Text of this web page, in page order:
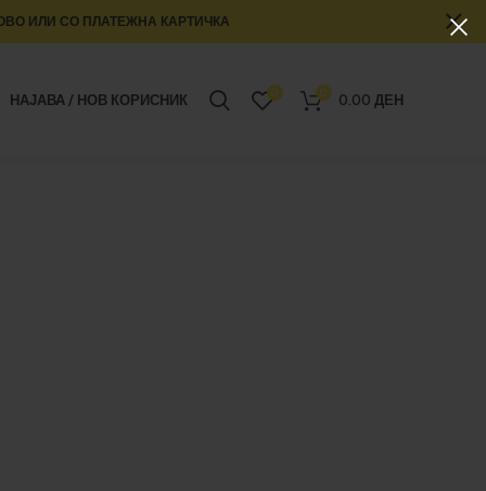
НАЈАВА / НОВ КОРИСНИК 0 0 0.00 ДЕН
ИЛИ СО ПЛАТЕЖНА КАРТИЧКА